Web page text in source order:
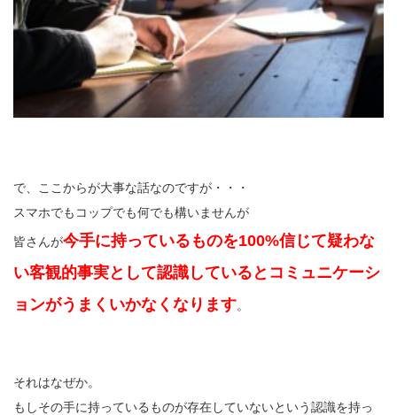
で、ここからが大事な話なのですが・・・
スマホでもコップでも何でも構いませんが
皆さんが今手に持っているものを100%信じて疑わな
い客観的事実として認識しているとコミュニケーシ
ョンがうまくいかなくなります。
それはなぜか。
もしその手に持っているものが存在していないという認識を持っ